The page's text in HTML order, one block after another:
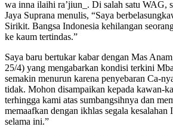
wa inna ilaihi ra’jiun_. Di salah satu WAG,
Jaya Suprana menulis, “Saya
Sirikit. Bangsa Indonesia kehilangan
ke kaum tertindas.”
Saya baru bertukar kabar dengan Mas
25/4) yang mengabarkan kondisi terkini
semakin menurun karena penyebaran Ca-
tidak. Mohon disampaikan kepada kawan-
terhingga kami atas sumbangsihnya dan
memaafkan dengan ikhlas segala
selama ini.”